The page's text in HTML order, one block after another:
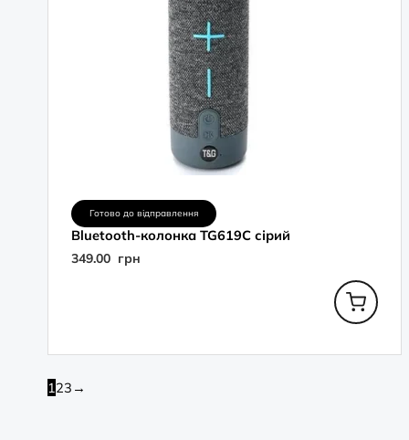
Готово до відправлення
Bluetooth-колонка TG619C сірий
349.00 грн
1 23 →